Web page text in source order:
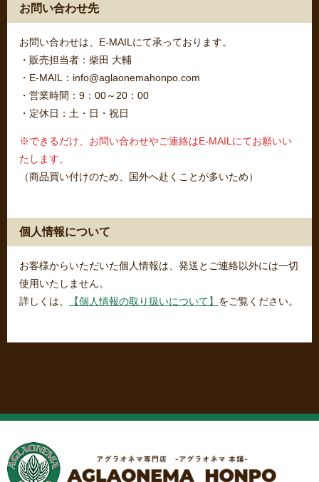
お問い合わせ先
お問い合わせは、E-MAILにて承っております。
・販売担当者：柴田 大輔
・E-MAIL：info@aglaonemahonpo.com
・営業時間：9：00～20：00
・定休日：土・日・祝日
※できるだけ、お問い合わせやご連絡はE-MAILにてお願いい
たします。
（商品買い付けのため、国外へ赴くことが多いため）
個人情報について
お客様からいただいた個人情報は、発送とご連絡以外には一切
使用いたしません。
詳しくは、
【個人情報の取り扱いについて】 をご覧ください。